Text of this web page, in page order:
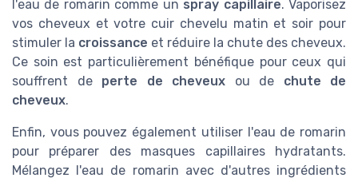
l'eau de romarin comme un spray capillaire. Vaporisez
vos cheveux et votre cuir chevelu matin et soir pour
stimuler la croissance et réduire la chute des cheveux.
Ce soin est particulièrement bénéfique pour ceux qui
souffrent de perte de cheveux ou de chute de
cheveux.
Enfin, vous pouvez également utiliser l'eau de romarin
pour préparer des masques capillaires hydratants.
Mélangez l'eau de romarin avec d'autres ingrédients